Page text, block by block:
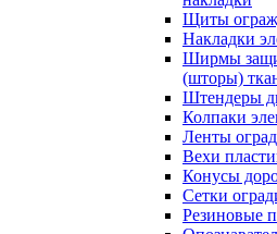
Щиты
Накладки
Ширмы
(шторы)
Штендеры
Колпаки
Ленты
Вехи
Конусы
Сетки
Резиновые